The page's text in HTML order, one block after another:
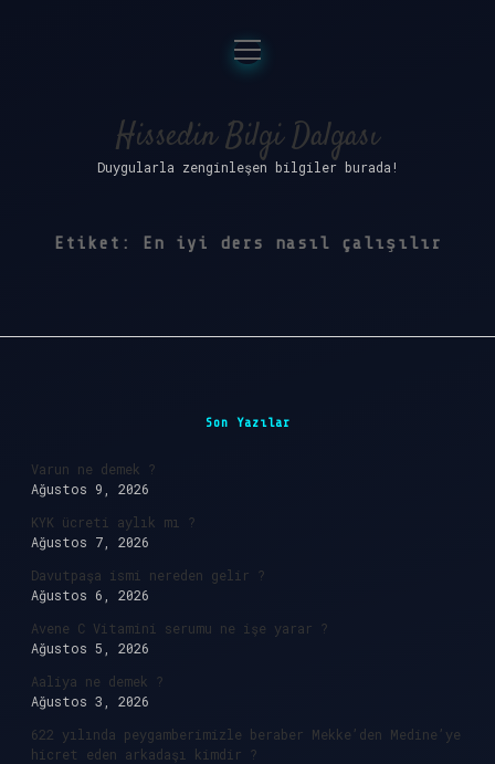
Anasayfa
Gizlilik Politikası
Yasal Uyarı
menüyü
aç
Hissedin Bilgi Dalgası
Duygularla zenginleşen bilgiler burada!
Etiket: En iyi ders nasıl çalışılır
Son Yazılar
Varun ne demek ?
Ağustos 9, 2026
KYK ücreti aylık mı ?
Ağustos 7, 2026
Davutpaşa ismi nereden gelir ?
Ağustos 6, 2026
Avene C Vitamini serumu ne işe yarar ?
Ağustos 5, 2026
Aaliya ne demek ?
Ağustos 3, 2026
622 yılında peygamberimizle beraber Mekke’den Medine’ye
hicret eden arkadaşı kimdir ?